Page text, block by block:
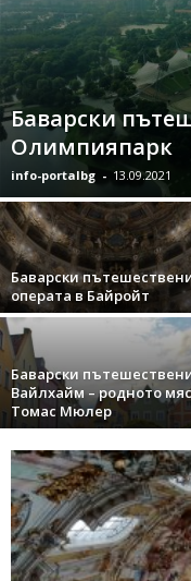
Баварски
Олимпияпарк
info-portalbg - 13.09.2021
Баварски
операта в Байройт
Баварски
Вайлхайм – родното
Томас Мюлер